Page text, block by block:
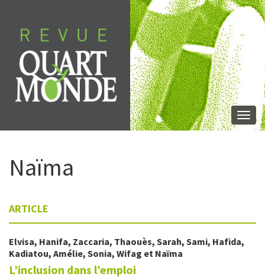
contenu
Naïma
ARTICLE
Elvisa, Hanifa, Zaccaria, Thaouès, Sarah, Sami, Hafida,
Kadiatou, Amélie, Sonia, Wifag et Naïma
L’inclusion dans l’emploi